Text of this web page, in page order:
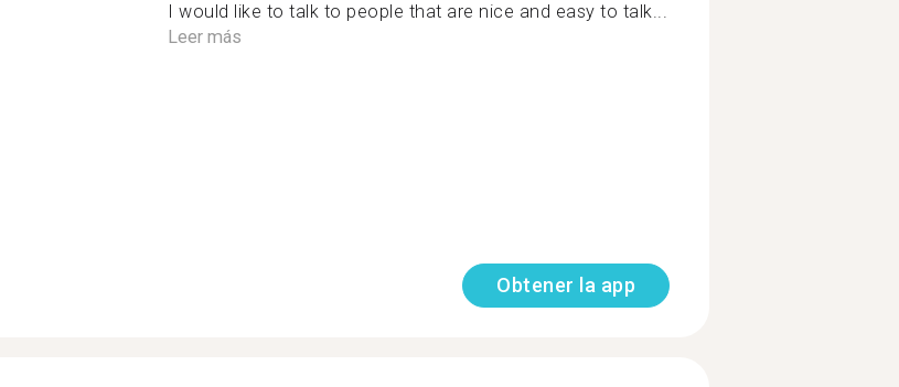
I would like to talk to people that are nice and easy to talk...
Leer más
Obtener la app